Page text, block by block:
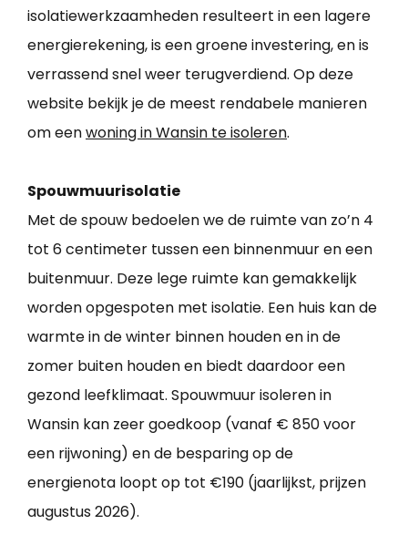
isolatiewerkzaamheden resulteert in een lagere
energierekening, is een groene investering, en is
verrassend snel weer terugverdiend. Op deze
website bekijk je de meest rendabele manieren
om eenwoning in Wansin te isoleren.
Spouwmuurisolatie
Met de spouw bedoelen we de ruimte van zo’n 4
tot 6 centimeter tussen een binnenmuur en een
buitenmuur. Deze lege ruimte kan gemakkelijk
worden opgespoten met isolatie. Een huis kan de
warmte in de winter binnen houden en in de
zomer buiten houden en biedt daardoor een
gezond leefklimaat. Spouwmuur isoleren in
Wansin kan zeer goedkoop (vanaf € 850 voor
een rijwoning) en de besparing op de
energienota loopt op tot €190 (jaarlijkst, prijzen
augustus 2026).